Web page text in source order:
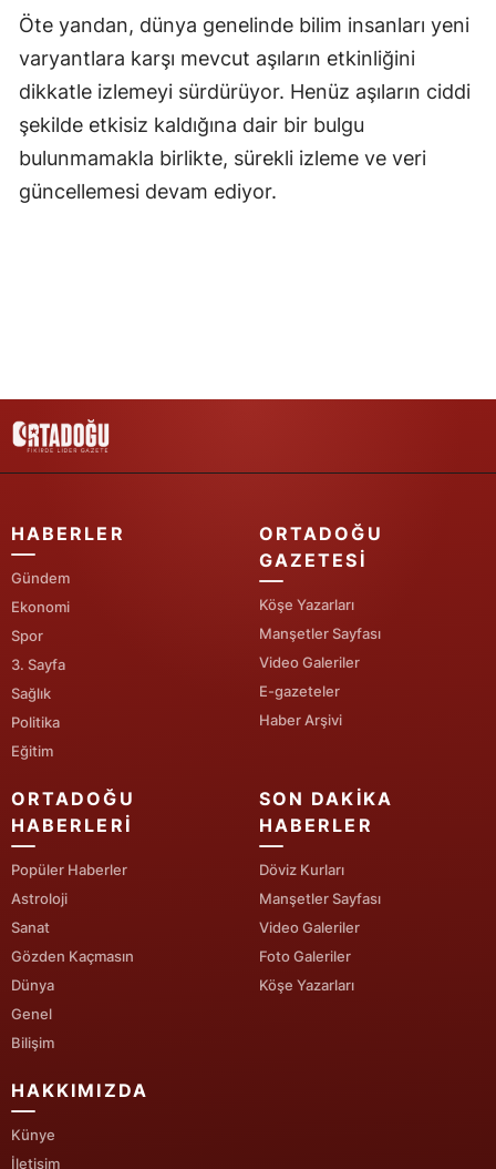
Tunceli
Şanlıurfa
Uşak
Van
Karaman
Şırnak
Bartın
Ardahan
Iğdır
Yalova
Kilis
Osmaniye
Düzce
Öte yandan, dünya genelinde bilim insanları yeni
varyantlara karşı mevcut aşıların etkinliğini
dikkatle izlemeyi sürdürüyor. Henüz aşıların ciddi
şekilde etkisiz kaldığına dair bir bulgu
bulunmamakla birlikte, sürekli izleme ve veri
güncellemesi devam ediyor.
HABERLER
Gündem
Ekonomi
Spor
3. Sayfa
Sağlık
Politika
Eğitim
ORTADOĞU
GAZETESI
Köşe Yazarları
Manşetler Sayfası
Video Galeriler
E-gazeteler
Haber Arşivi
ORTADOĞU
HABERLERI
Popüler Haberler
Astroloji
Sanat
Gözden Kaçmasın
Dünya
Genel
Bilişim
SON DAKIKA
HABERLER
Döviz Kurları
Manşetler Sayfası
Video Galeriler
Foto Galeriler
Köşe Yazarları
HAKKIMIZDA
Künye
İletişim